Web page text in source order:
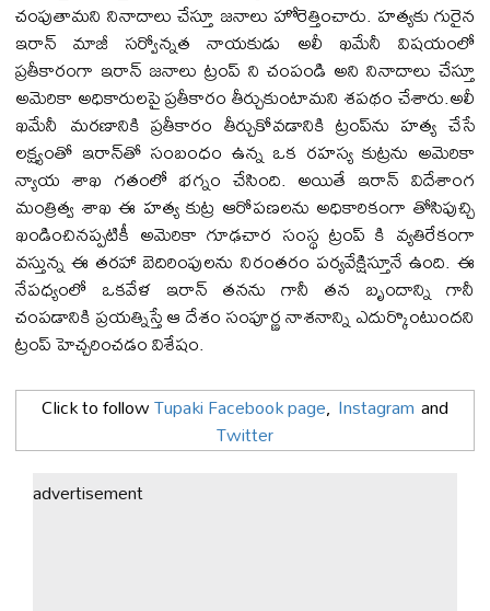
చంపుతామని నినాదాలు చేస్తూ జనాలు హోరెత్తించారు. హత్యకు గురైన
ఇరాన్ మాజీ సర్వోన్నత నాయకుడు అలీ ఖమేనీ విషయంలో
ప్రతీకారంగా ఇరాన్ జనాలు ట్రంప్ ని చంపండి అని నినాదాలు చేస్తూ
అమెరికా అధికారులపై ప్రతీకారం తీర్చుకుంటామని శపథం చేశారు.అలీ
ఖమేనీ మరణానికి ప్రతీకారం తీర్చుకోవడానికి ట్రంప్‌ను హత్య చేసే
లక్ష్యంతో ఇరాన్‌తో సంబంధం ఉన్న ఒక రహస్య కుట్రను అమెరికా
న్యాయ శాఖ గతంలో భగ్నం చేసింది. అయితే ఇరాన్ విదేశాంగ
మంత్రిత్వ శాఖ ఈ హత్య కుట్ర ఆరోపణలను అధికారికంగా తోసిపుచ్చి
ఖండించినప్పటికీ అమెరికా గూఢచార సంస్థ ట్రంప్ కి వ్యతిరేకంగా
వస్తున్న ఈ తరహా బెదిరింపులను నిరంతరం పర్యవేక్షిస్తూనే ఉంది. ఈ
నేపధ్యంలో ఒకవేళ ఇరాన్ తనను గానీ తన బృందాన్ని గానీ
చంపడానికి ప్రయత్నిస్తే ఆ దేశం సంపూర్ణ నాశనాన్ని ఎదుర్కొంటుందని
ట్రంప్ హెచ్చరించడం విశేషం.
Click to followTupaki Facebook page, Instagram and
Twitter
advertisement